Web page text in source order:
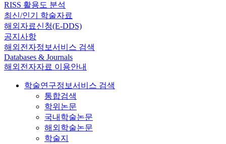
RISS 활용도 분석
최신/인기 학술자료
해외자료신청(E-DDS)
공지사항
해외전자정보서비스 검색
Databases & Journals
해외전자자료 이용안내
학술연구정보서비스 검색
통합검색
학위논문
국내학술논문
해외학술논문
학술지